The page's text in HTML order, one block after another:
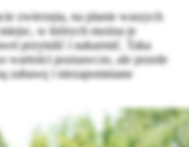
zwierzęta, na planie waszych
w których można je
przytulić i nakarmić. Taka
wartości poznawcze, ale przede
zabawę i niezapomniane